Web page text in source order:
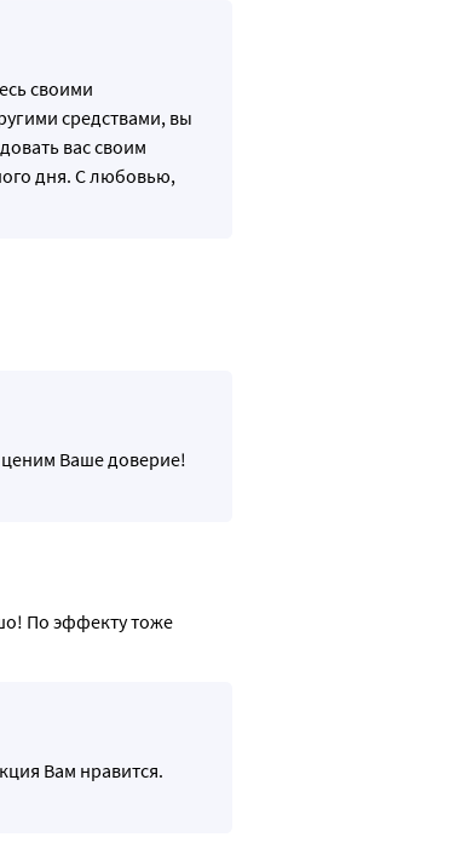
своими
средствами, вы
вас своим
дня. С любовью,
Ваше доверие!
По эффекту тоже
Вам нравится.